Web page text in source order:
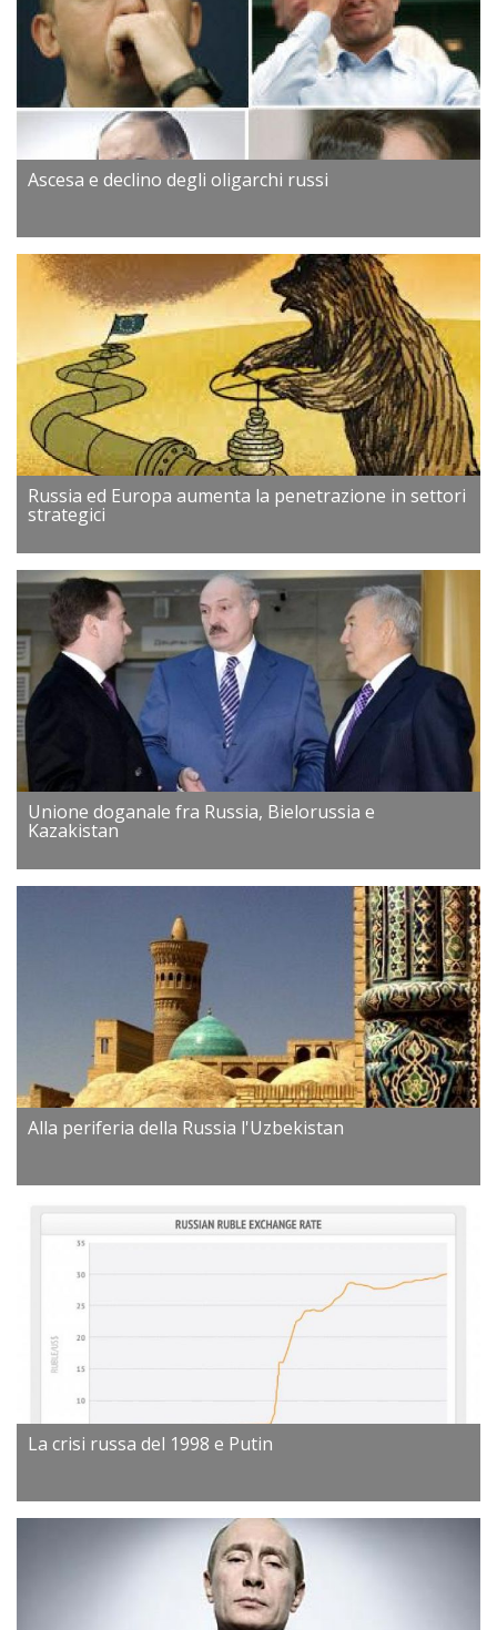
Ascesa e declino degli oligarchi russi
Russia ed Europa aumenta la penetrazione in settori
strategici
Unione doganale fra Russia, Bielorussia e
Kazakistan
Alla periferia della Russia l'Uzbekistan
La crisi russa del 1998 e Putin